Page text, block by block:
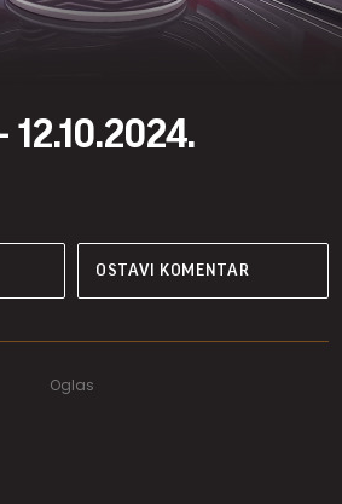
12.10.2024.
OSTAVI KOMENTAR